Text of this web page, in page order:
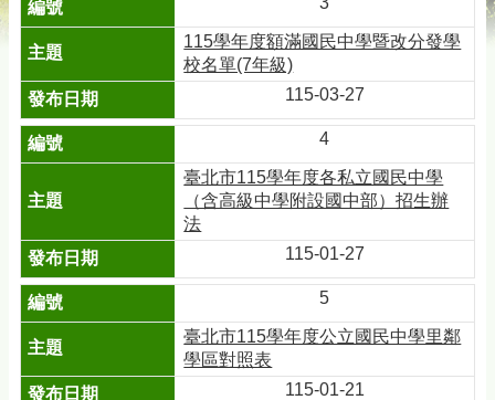
115學年度額滿國民中學暨改分發學
校名單(7年級)
115-03-27
4
臺北市115學年度各私立國民中學
（含高級中學附設國中部）招生辦
法
115-01-27
5
臺北市115學年度公立國民中學里鄰
學區對照表
115-01-21